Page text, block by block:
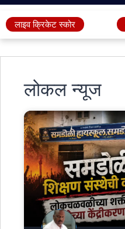
लाइव क्रिकेट स्कोर
लोकल न्यूज